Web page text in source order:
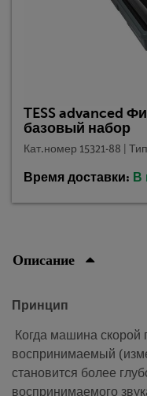
TESS advanced
базовый набор
Кат.номер 15321-88 |
Время доставки: В
Описание
Принцип
Когда машина
воспринимаемый
становится более
воспринимаемого